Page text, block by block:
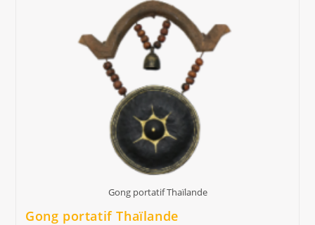
Xylophone
Thaïlande/Birmanie
Gong portatif Thaïlande
Gong portatif Thaïlande